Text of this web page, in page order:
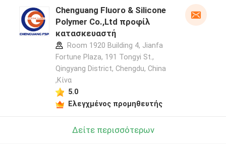
Chenguang Fluoro & Silicone
Polymer Co.,Ltd προφίλ
κατασκευαστή
Room 1920 Building 4, Jianfa
Fortune Plaza, 191 Tongyi St.,
Qingyang District, Chengdu, China
,Κίνα
5.0
Ελεγχμένος προμηθευτής
Δείτε περισσότερων